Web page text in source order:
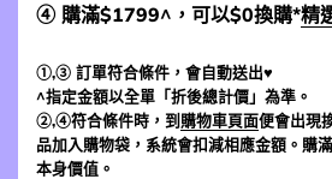
④ 購滿$1799^，可以$0換購*精
①,③ 訂單符合條件，會自動送出♥
^指定金額以全單「折後總計價」為準。
②,④符合條件時，到購物車頁面便會出現
品加入購物袋，系統會扣減相應金額。購
本身價值。